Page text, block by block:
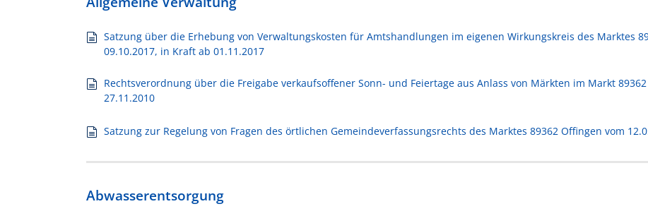
Satzung über die Erhebung von Verwaltungskosten für Amtshandlungen im eigenen Wirkungskreis des Marktes
09.10.2017, in Kraft ab 01.11.2017
Rechtsverordnung über die Freigabe verkaufsoffener Sonn- und Feiertage aus Anlass von Märkten im Markt
27.11.2010
Satzung zur Regelung von Fragen des örtlichen Gemeindeverfassungsrechts des Marktes 89362 Offingen vom
Abwasserentsorgung